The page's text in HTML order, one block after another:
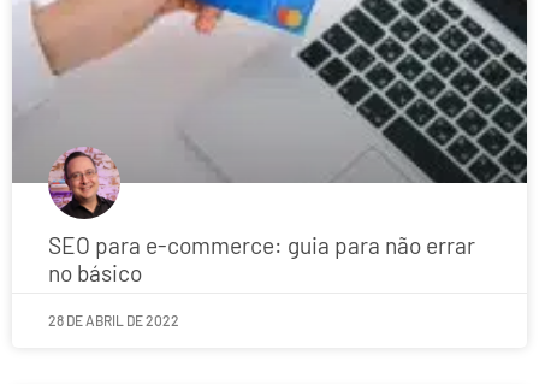
SEO para e-commerce: guia para não errar
no básico
28 DE ABRIL DE 2022